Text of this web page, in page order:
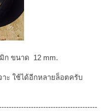
มิก ขนาด 12 mm.
าะ ใช้ได้อีกหลายล็อตครับ